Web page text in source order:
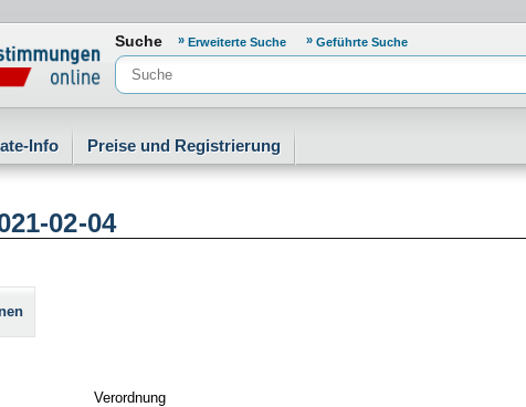
Barrierefreiheit
Suche Erweiterte Suche Geführte Suche
Info Preise und Registrierung
02-04
Verordnung